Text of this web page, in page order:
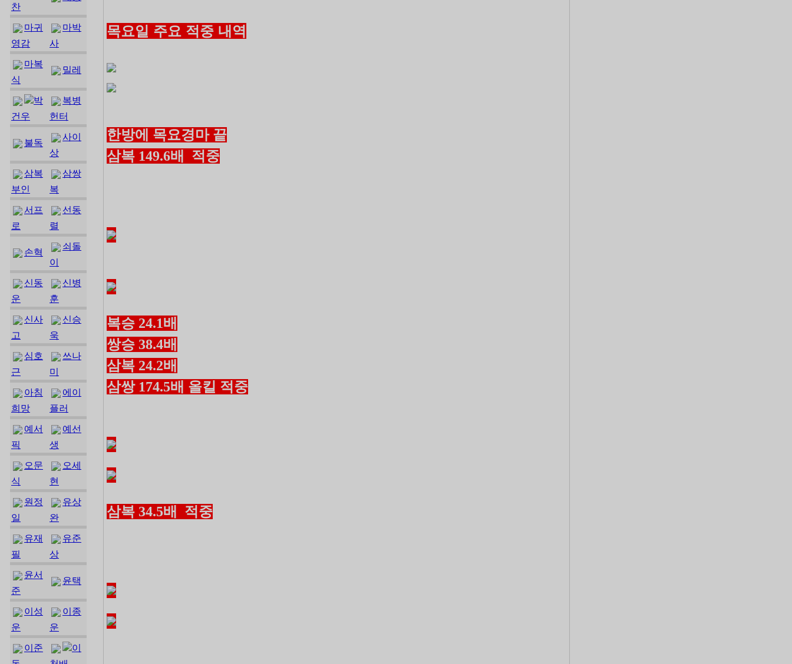
찬
마귀
영감
마박
사
마복
식
밀레
박
건우
복병
헌터
불독
사이
상
삼복
부인
삼쌍
복
서프
로
선동
렬
손혁
쇠돌
이
신동
운
신병
훈
신사
고
신승
욱
심호
근
쓰나
미
아침
희망
에이
플러
예서
픽
예선
생
오문
식
오세
현
원정
일
유상
완
유재
필
유준
상
윤서
준
윤택
이성
운
이종
운
이준
이
목요일 주요 적중 내역
한방에 목요경마 끝
삼복 149.6배 적중
복승 24.1배
쌍승 38.4배
삼복 24.2배
삼쌍 174.5배 올킬 적중
삼복 34.5배 적중